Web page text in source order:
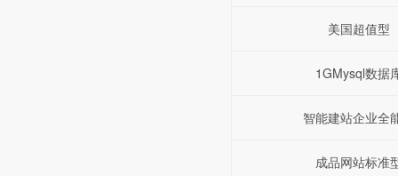
美国超值型
1GMysql数据
智能建站企业全
成品网站标准